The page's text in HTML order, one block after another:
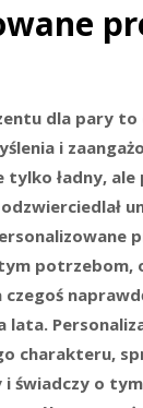
dla pary to
i
tylko ładny, ale
potrzebom,
czegoś
lata.
charakteru,
świadczy o